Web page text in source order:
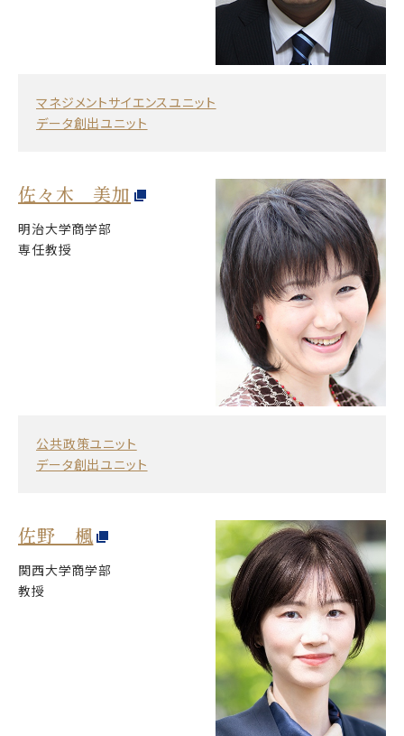
マネジメントサイエンスユニット
データ創出ユニット
佐々木 美加
明治大学商学部
専任教授
公共政策ユニット
データ創出ユニット
佐野 楓
関西大学商学部
教授